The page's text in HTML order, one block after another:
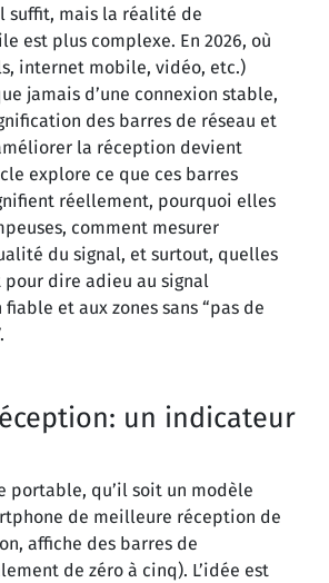
suffit, mais la réalité de
est plus complexe. En 2026, où
internet mobile, vidéo, etc.)
jamais d’une connexion stable,
des barres de réseau et
la réception devient
explore ce que ces barres
réellement, pourquoi elles
comment mesurer
du signal, et surtout, quelles
dire adieu au signal
et aux zones sans “pas de
un indicateur
portable, qu’il soit un modèle
de meilleure réception de
affiche des barres de
de zéro à cinq). L’idée est